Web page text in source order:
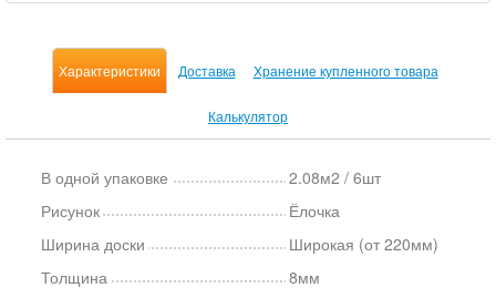
Характеристики Доставка Хранение купленного товара
Калькулятор
В одной упаковке
2.08м2 / 6шт
Рисунок
Ёлочка
Ширина доски
Широкая (от 220мм)
Толщина
8мм